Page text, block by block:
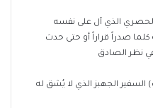
الذي آل على نفسه
كلما صدراً قراراً أو حتى حدث
في نظر الصادق
الجهبز الذي لا يُشق له